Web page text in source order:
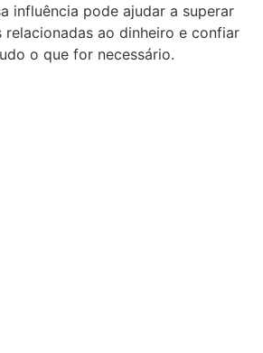
influência pode ajudar a superar
relacionadas ao dinheiro e confiar
o que for necessário.